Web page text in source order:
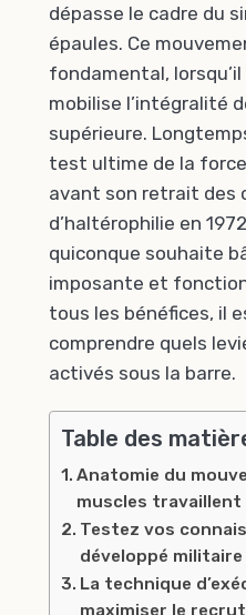
dépasse le cadre du
épaules. Ce
fondamental,
mobilise l’intégralité
supérieure.
test ultime de la
avant son retrait des
d’haltérophilie en
quiconque souhaite
imposante et
tous les bénéfices, il
comprendre quels
activés sous la barre.
Table des
Anatomie du
muscles travaillent
Testez vos
développé militaire
La technique
maximiser le